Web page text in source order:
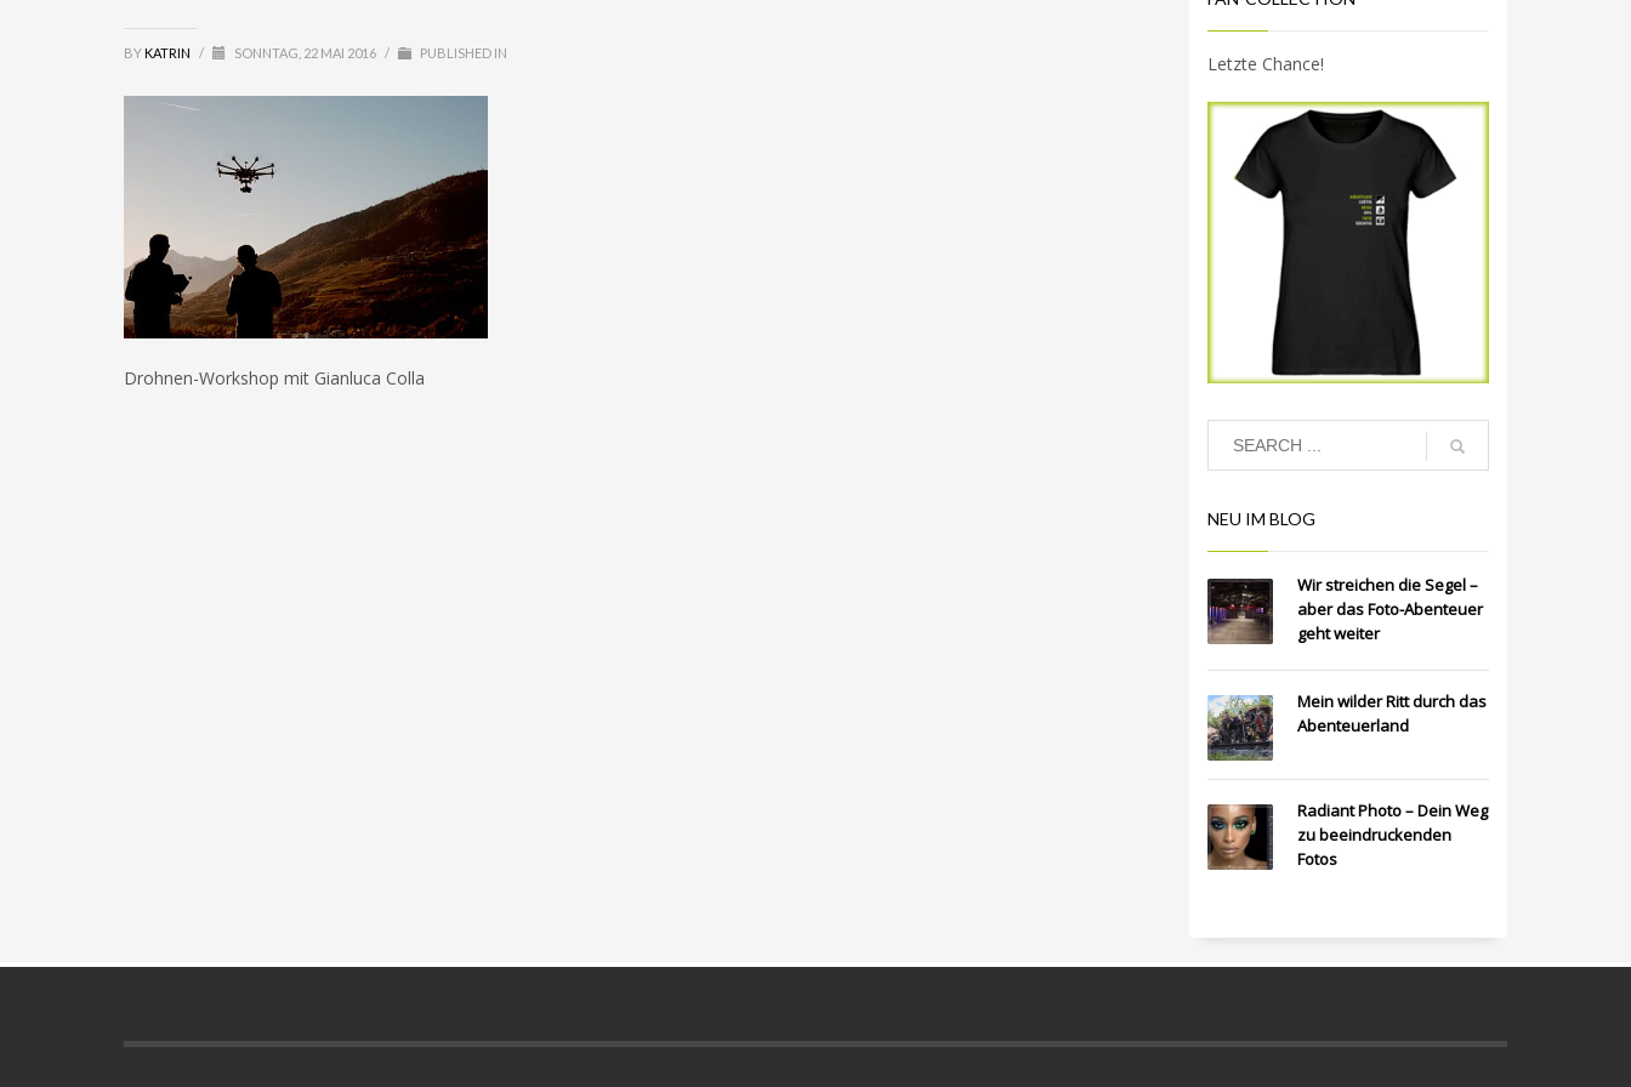
BY KATRIN / SONNTAG, 22 MAI 2016 / PUBLISHED IN
Drohnen-Workshop mit Gianluca Colla
Letzte Chance!
NEU IM BLOG
Wir streichen die Segel –
aber das Foto-Abenteuer
geht weiter
Mein wilder Ritt durch das
Abenteuerland
Radiant Photo – Dein Weg
zu beeindruckenden
Fotos